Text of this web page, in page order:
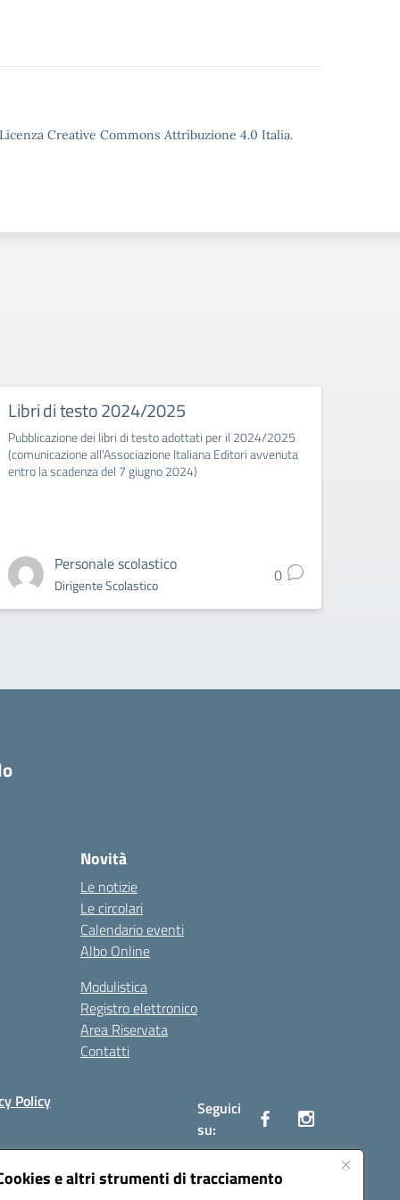
e altri strumenti di tracciamento
Creative Commons Attribuzione 4.0 Italia.
Libri di testo 2024/2025
Pubblicazione dei libri di testo adottati per il 2024/2025
(comunicazione all'Associazione Italiana Editori avvenuta
entro la scadenza del 7 giugno 2024)
Personale scolastico
Dirigente Scolastico 0
Novità
Le notizie
Le circolari
Calendario eventi
Albo Online
Modulistica
Registro elettronico
Area Riservata
Contatti
Policy
Seguici
su: